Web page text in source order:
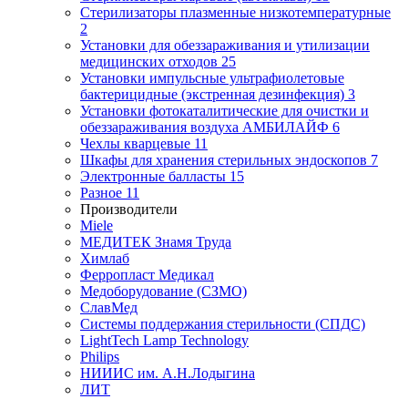
Стерилизаторы плазменные низкотемпературные
2
Установки для обеззараживания и утилизации
медицинских отходов 25
Установки импульсные ультрафиолетовые
бактерицидные (экстренная дезинфекция) 3
Установки фотокаталитические для очистки и
обеззараживания воздуха АМБИЛАЙФ 6
Чехлы кварцевые 11
Шкафы для хранения стерильных эндоскопов 7
Электронные балласты 15
Разное 11
Производители
Miele
МЕДИТЕК Знамя Труда
Химлаб
Ферропласт Медикал
Медоборудование (СЗМО)
СлавМед
Системы поддержания стерильности (СПДС)
LightTech Lamp Technology
Philips
НИИИС им. А.Н.Лодыгина
ЛИТ